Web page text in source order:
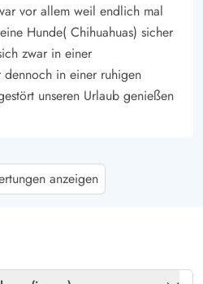
vor allem weil endlich mal
Hunde( Chihuahuas) sicher
zwar in einer
dennoch in einer ruhigen
unseren Urlaub genießen
4.5 von 5
4.5 out of 5
das Nötigste und sind
war sehr geräumig und
anzeigen